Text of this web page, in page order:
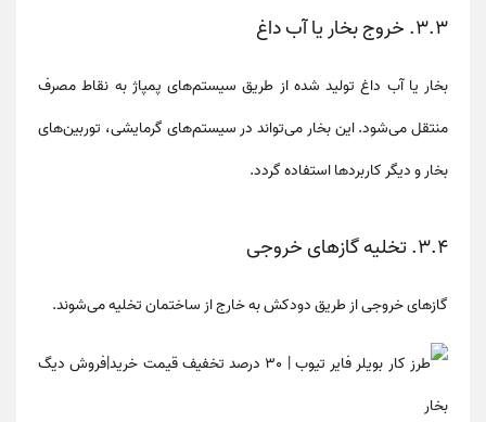
۳.۳. خروج بخار یا آب داغ
بخار یا آب داغ تولید شده از طریق سیستم‌های پمپاژ به نقاط مصرف
منتقل می‌شود. این بخار می‌تواند در سیستم‌های گرمایشی، توربین‌های
بخار و دیگر کاربردها استفاده گردد.
۳.۴. تخلیه گازهای خروجی
گازهای خروجی از طریق دودکش به خارج از ساختمان تخلیه می‌شوند.